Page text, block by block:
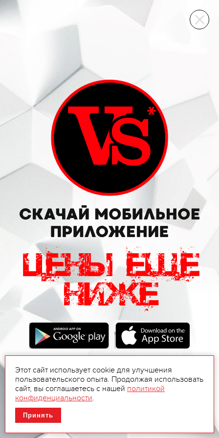
ВИННЫЙ СКЛАД
Этот сайт использует cookie для улучшения
пользовательского опыта. Продолжая использовать
сайт, вы соглашаетесь с нашей политикой
конфиденциальности.
Принять